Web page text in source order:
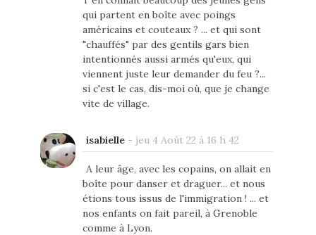
qui partent en boîte avec poings
américains et couteaux ? ... et qui sont
"chauffés" par des gentils gars bien
intentionnés aussi armés qu'eux, qui
viennent juste leur demander du feu ?...
si c'est le cas, dis-moi où, que je change
vite de village.
isabielle- jeu 4 Août 22 à 16 h 42
A leur âge, avec les copains, on allait en
boîte pour danser et draguer... et nous
étions tous issus de l'immigration ! ... et
nos enfants on fait pareil, à Grenoble
comme à Lyon.